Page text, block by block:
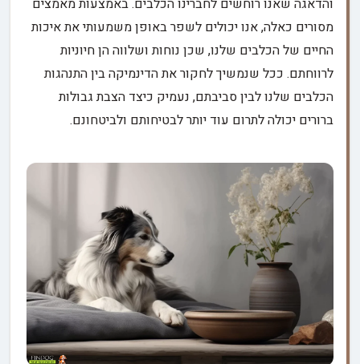
מסורים כאלה, אנו יכולים לשפר באופן משמעותי את איכות
החיים של הכלבים שלנו, שכן נוחות ושלווה הן חיוניות
לרווחתם. ככל שנמשיך לחקור את הדינמיקה בין התנהגות
הכלבים שלנו לבין סביבתם, נעמיק כיצד הצבת גבולות
ברורים יכולה לתרום עוד יותר לבטיחותם ולביטחונם.